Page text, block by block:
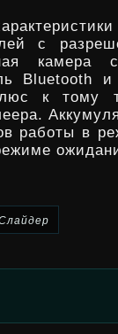
с
Bluetooth
к тому
работы в